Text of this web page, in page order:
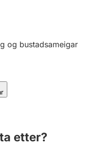
og bustadsameigar
etter?